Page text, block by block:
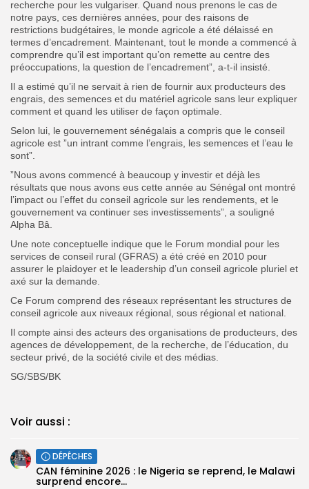
recherche pour les vulgariser. Quand nous prenons le cas de
notre pays, ces dernières années, pour des raisons de
restrictions budgétaires, le monde agricole a été délaissé en
termes d’encadrement. Maintenant, tout le monde a commencé à
comprendre qu’il est important qu’on remette au centre des
préoccupations, la question de l’encadrement”, a-t-il insisté.
Il a estimé qu’il ne servait à rien de fournir aux producteurs des
engrais, des semences et du matériel agricole sans leur expliquer
comment et quand les utiliser de façon optimale.
Selon lui, le gouvernement sénégalais a compris que le conseil
agricole est ”un intrant comme l’engrais, les semences et l’eau le
sont”.
”Nous avons commencé à beaucoup y investir et déjà les
résultats que nous avons eus cette année au Sénégal ont montré
l’impact ou l’effet du conseil agricole sur les rendements, et le
gouvernement va continuer ses investissements”, a souligné
Alpha Bâ.
Une note conceptuelle indique que le Forum mondial pour les
services de conseil rural (GFRAS) a été créé en 2010 pour
assurer le plaidoyer et le leadership d’un conseil agricole pluriel et
axé sur la demande.
Ce Forum comprend des réseaux représentant les structures de
conseil agricole aux niveaux régional, sous régional et national.
Il compte ainsi des acteurs des organisations de producteurs, des
agences de développement, de la recherche, de l’éducation, du
secteur privé, de la société civile et des médias.
SG/SBS/BK
Voir aussi :
DÉPÊCHES
‎CAN féminine 2026 : le Nigeria se reprend, le Malawi
surprend encore...